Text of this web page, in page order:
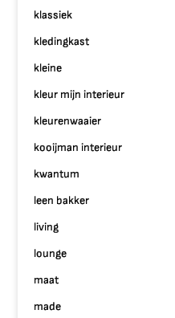
klassiek
kledingkast
kleine
kleur mijn interieur
kleurenwaaier
kooijman interieur
kwantum
leen bakker
living
lounge
maat
made